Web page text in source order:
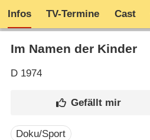
Infos TV-Termine Cast
Im Namen der Kinder
D1974
Doku/Sport